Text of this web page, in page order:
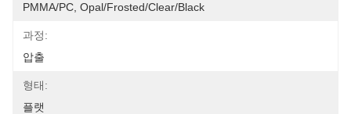
PMMA/PC, Opal/Frosted/Clear/Black
과정:
압출
형태:
플랫